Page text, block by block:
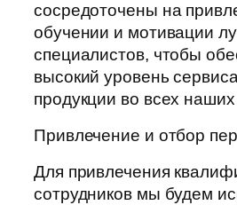
сосредоточены на
обучении и мотивации
специалистов, чтобы
высокий уровень
продукции во всех
Привлечение и отбор
Для привлечения
сотрудников мы будем